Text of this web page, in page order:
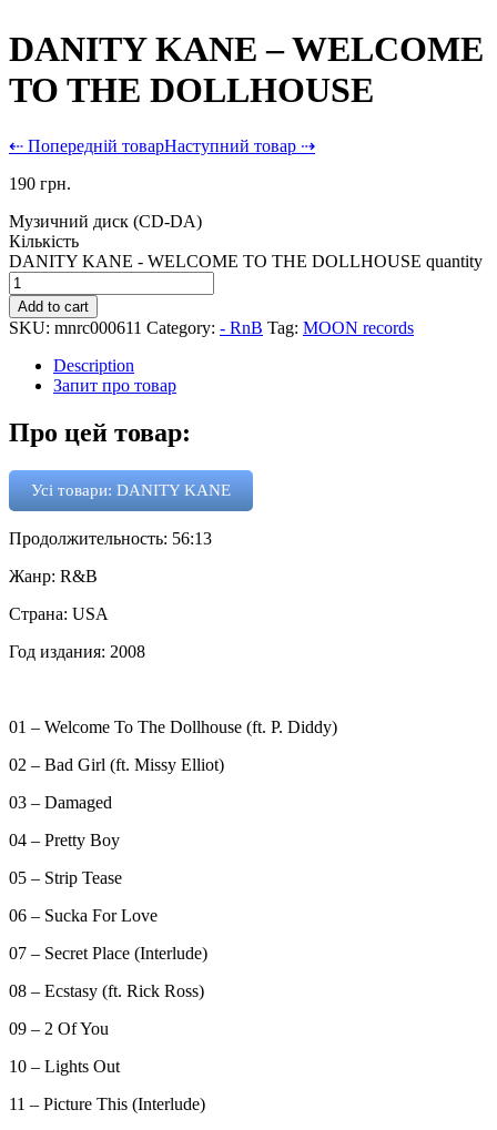
DANITY KANE – WELCOME
TO THE DOLLHOUSE
⇠ Попередній товарНаступний товар ⇢
190 грн.
Музичний диск (CD-DA)
Кількість
DANITY KANE - WELCOME TO THE DOLLHOUSE quantity
Add to cart
SKU: mnrc000611 Category: - RnB Tag: MOON records
Description
Запит про товар
Про цей товар:
Усі товари: DANITY KANE
Продолжительность: 56:13
Жанр: R&B
Страна: USA
Год издания: 2008
01 – Welcome To The Dollhouse (ft. P. Diddy)
02 – Bad Girl (ft. Missy Elliot)
03 – Damaged
04 – Pretty Boy
05 – Strip Tease
06 – Sucka For Love
07 – Secret Place (Interlude)
08 – Ecstasy (ft. Rick Ross)
09 – 2 Of You
10 – Lights Out
11 – Picture This (Interlude)